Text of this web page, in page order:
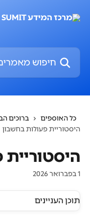
חיפוש מאמרים...
כל האוספים ברוכים
היסטוריית פעולות בחשבון
1 בפברואר 2026
תוכן העניינים